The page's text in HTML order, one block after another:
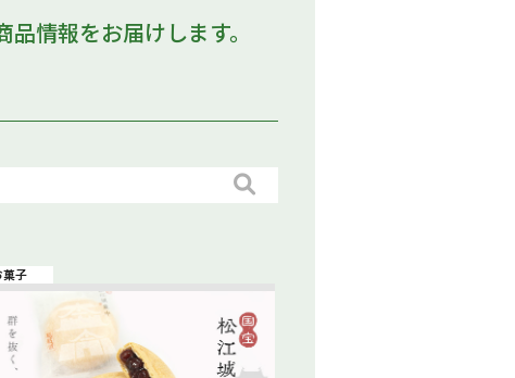
品情報をお届けします。
菓子